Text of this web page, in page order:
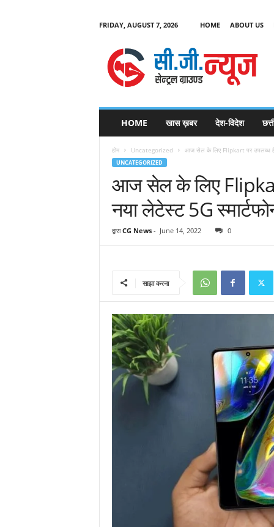
FRIDAY, AUGUST 7, 2026 HOME ABOUT US
C
HOME खास ख़बर देश-विदेश
होम Uncategorized आज सेल के लिए Flipkart पर उपलब्ध
UNCATEGORIZED
आज सेल के लिए
नया लेटेस्ट 5G
द्वारा CG News- June 14, 2022 0
साझा करना